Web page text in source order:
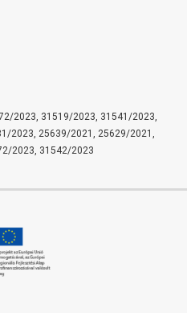
2023, 31519/2023, 31541/2023,
2023, 25639/2021, 25629/2021,
2023, 31542/2023